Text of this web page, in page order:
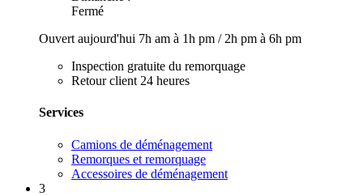
Fermé
Ouvert aujourd'hui 7h am à 1h pm / 2h pm à 6h pm
Inspection gratuite du remorquage
Retour client 24 heures
Services
Camions de déménagement
Remorques et remorquage
Accessoires de déménagement
3